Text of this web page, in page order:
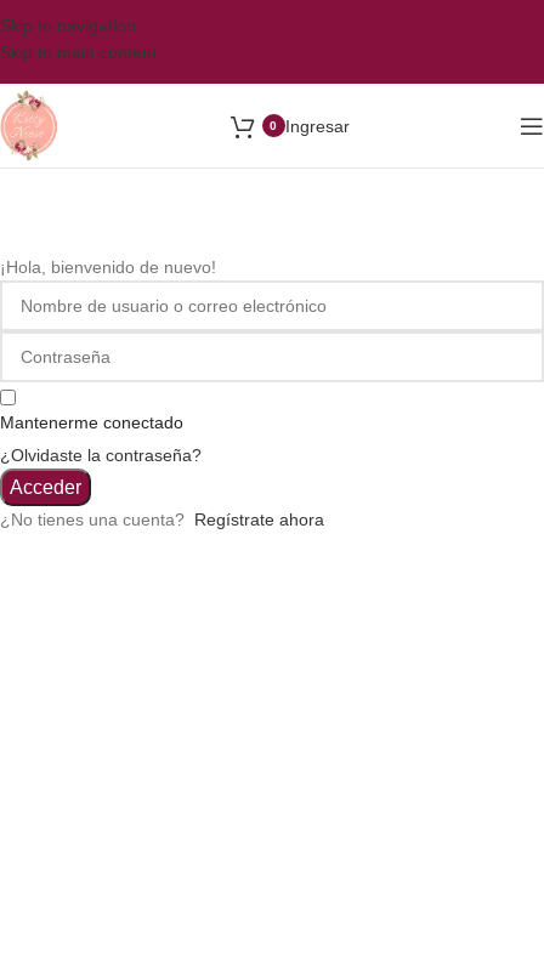
Skip to navigation
Skip to main content
0 Ingresar
¡Hola, bienvenido de nuevo!
Mantenerme conectado
¿Olvidaste la contraseña?
Acceder
¿No tienes una cuenta? Regístrate ahora